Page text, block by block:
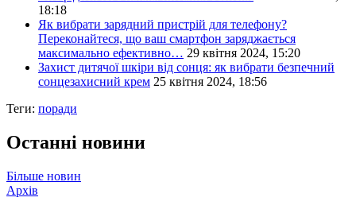
18:18
Як вибрати зарядний пристрій для телефону?
Переконайтеся, що ваш смартфон заряджається
максимально ефективно… 29 квітня 2024, 15:20
Захист дитячої шкіри від сонця: як вибрати безпечний
сонцезахисний крем 25 квітня 2024, 18:56
Теги: поради
Останні новини
Більше новин
Архів